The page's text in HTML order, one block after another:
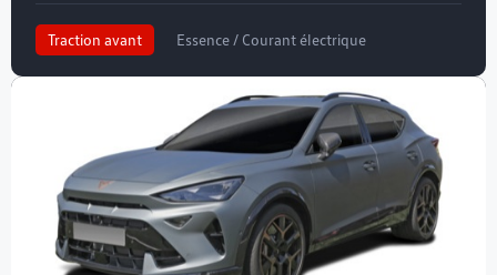
Traction avant
Essence / Courant électrique